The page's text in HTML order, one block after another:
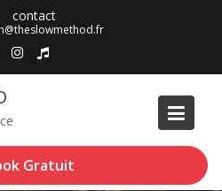
contact
Gratuit